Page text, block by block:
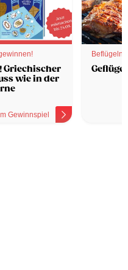
Griechischer
wie in der
Gewinnspiel